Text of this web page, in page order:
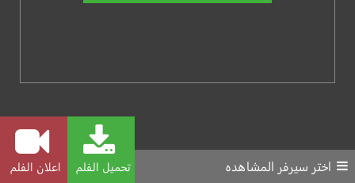
تحميل الفلم اعلان الفلم اختر سيرفر المشاهده